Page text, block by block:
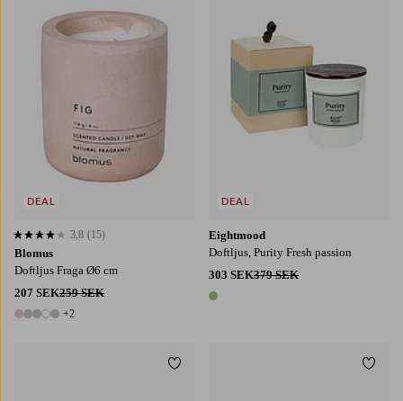
Blomus
Doftljus Fraga Ø6 cm
207 SEK259 SEK
7 färger
+2
3,8 baserat på 15 st betyg
3,8 (15)
DEAL
Eightmood
Doftljus, Purity Fresh passion
303 SEK379 SEK
1 färg
DEAL
Lägg till i favoriter